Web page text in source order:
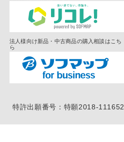
法人様向け新品・中古商品の購入相談はこち
ら
特許出願番号：特願2018-111652